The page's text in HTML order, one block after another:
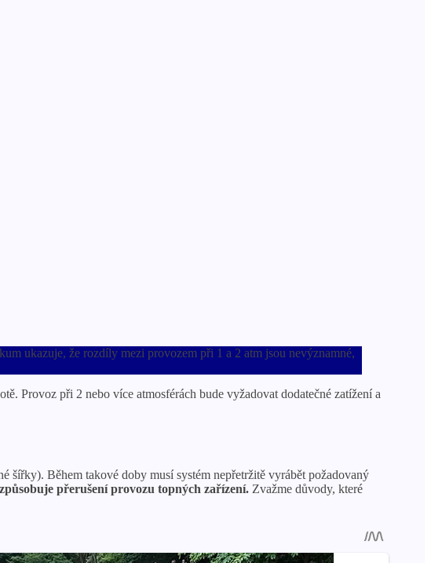
ukazuje, že rozdíly mezi provozem při 1 a 2 atm jsou nevýznamné,
Provoz při 2 nebo více atmosférách bude vyžadovat dodatečné zatížení a
šířky). Během takové doby musí systém nepřetržitě vyrábět požadovaný
přerušení provozu topných zařízení. Zvažme důvody, které